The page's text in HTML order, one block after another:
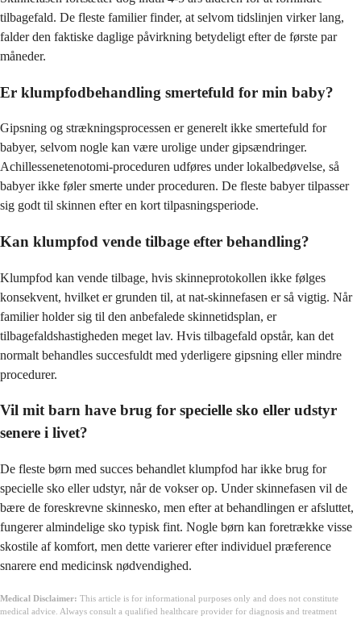
tilbagefald. De fleste familier finder, at selvom tidslinjen virker lang,
falder den faktiske daglige påvirkning betydeligt efter de første par
måneder.
Er klumpfodbehandling smertefuld for min baby?
Gipsning og strækningsprocessen er generelt ikke smertefuld for
babyer, selvom nogle kan være urolige under gipsændringer.
Achillessenetenotomi-proceduren udføres under lokalbedøvelse, så
babyer ikke føler smerte under proceduren. De fleste babyer tilpasser
sig godt til skinnen efter en kort tilpasningsperiode.
Kan klumpfod vende tilbage efter behandling?
Klumpfod kan vende tilbage, hvis skinneprotokollen ikke følges
konsekvent, hvilket er grunden til, at nat-skinnefasen er så vigtig. Når
familier holder sig til den anbefalede skinnetidsplan, er
tilbagefaldshastigheden meget lav. Hvis tilbagefald opstår, kan det
normalt behandles succesfuldt med yderligere gipsning eller mindre
procedurer.
Vil mit barn have brug for specielle sko eller udstyr
senere i livet?
De fleste børn med succes behandlet klumpfod har ikke brug for
specielle sko eller udstyr, når de vokser op. Under skinnefasen vil de
bære de foreskrevne skinnesko, men efter at behandlingen er afsluttet,
fungerer almindelige sko typisk fint. Nogle børn kan foretrække visse
skostile af komfort, men dette varierer efter individuel præference
snarere end medicinsk nødvendighed.
Medical Disclaimer: This article is for informational purposes only and does not constitute
medical advice. Always consult a qualified healthcare provider for diagnosis and treatment